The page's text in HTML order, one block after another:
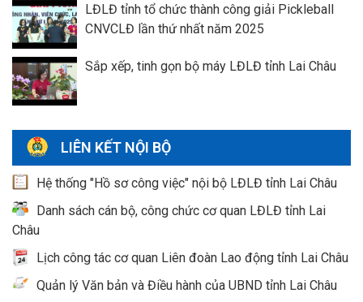
LĐLĐ tỉnh tổ chức thành công giải Pickleball
CNVCLĐ lần thứ nhất năm 2025
Sắp xếp, tinh gọn bộ máy LĐLĐ tỉnh Lai Châu
LIÊN KẾT NỘI BỘ
Hệ thống "Hồ sơ công việc" nội bộ LĐLĐ tỉnh Lai Châu
Danh sách cán bộ, công chức cơ quan LĐLĐ tỉnh Lai
Châu
Lịch công tác cơ quan Liên đoàn Lao động tỉnh Lai Châu
Quản lý Văn bản và Điều hành của UBND tỉnh Lai Châu